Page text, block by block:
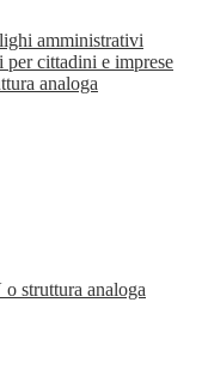
amministrativi
cittadini e imprese
analoga
struttura analoga